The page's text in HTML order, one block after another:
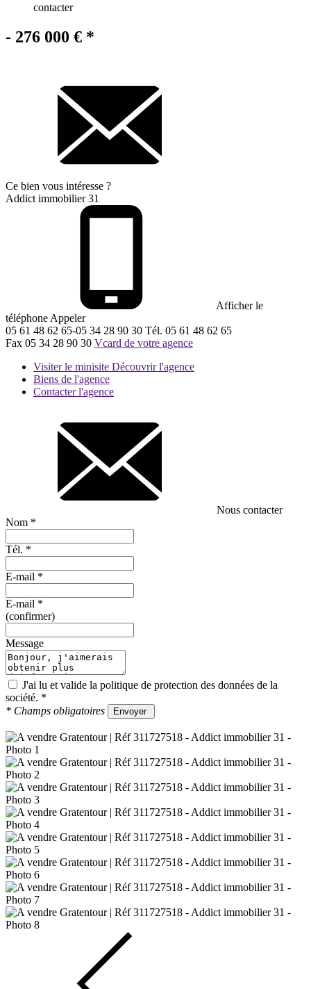
contacter
- 276 000 € *
Ce bien vous intéresse ?
Addict immobilier 31
Afficher le
téléphone Appeler
05 61 48 62 65-05 34 28 90 30 Tél. 05 61 48 62 65
Fax 05 34 28 90 30 Vcard de votre agence
Visiter le minisite Découvrir l'agence
Biens de l'agence
Contacter l'agence
Nous contacter
Nom *
Tél. *
E-mail *
E-mail *
(confirmer)
Message
J'ai lu et valide la politique de protection des données de la
société. *
* Champs obligatoires